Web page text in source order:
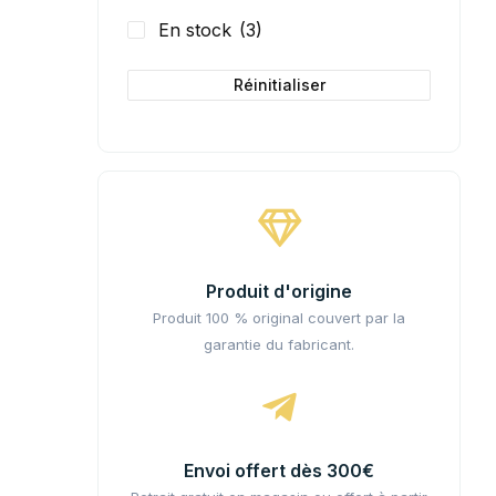
En stock (3)
Réinitialiser
Produit d'origine
Produit 100 % original couvert par la
garantie du fabricant.
Envoi offert dès 300€